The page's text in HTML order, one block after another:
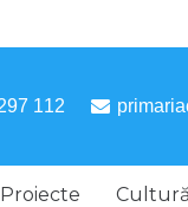
112
Proiecte